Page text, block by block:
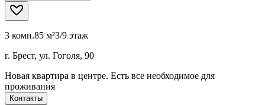
3 комн.85 м²3/9 этаж
г. Брест, ул. Гоголя, 90
Новая квартира в центре. Есть все необходимое для
проживания
Контакты